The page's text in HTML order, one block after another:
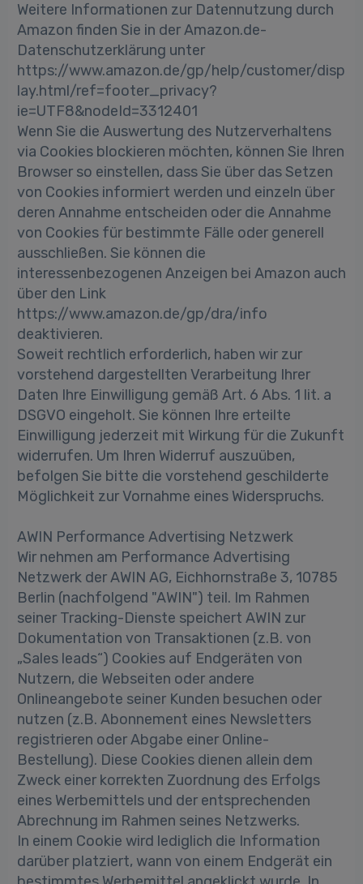
Weitere Informationen zur Datennutzung durch
Amazon finden Sie in der Amazon.de-
Datenschutzerklärung unter
https://www.amazon.de/gp/help/customer/disp
lay.html/ref=footer_privacy?
ie=UTF8&nodeId=3312401
Wenn Sie die Auswertung des Nutzerverhaltens
via Cookies blockieren möchten, können Sie Ihren
Browser so einstellen, dass Sie über das Setzen
von Cookies informiert werden und einzeln über
deren Annahme entscheiden oder die Annahme
von Cookies für bestimmte Fälle oder generell
ausschließen. Sie können die
interessenbezogenen Anzeigen bei Amazon auch
über den Link
https://www.amazon.de/gp/dra/info
deaktivieren.
Soweit rechtlich erforderlich, haben wir zur
vorstehend dargestellten Verarbeitung Ihrer
Daten Ihre Einwilligung gemäß Art. 6 Abs. 1 lit. a
DSGVO eingeholt. Sie können Ihre erteilte
Einwilligung jederzeit mit Wirkung für die Zukunft
widerrufen. Um Ihren Widerruf auszuüben,
befolgen Sie bitte die vorstehend geschilderte
Möglichkeit zur Vornahme eines Widerspruchs.
AWIN Performance Advertising Netzwerk
Wir nehmen am Performance Advertising
Netzwerk der AWIN AG, Eichhornstraße 3, 10785
Berlin (nachfolgend "AWIN") teil. Im Rahmen
seiner Tracking-Dienste speichert AWIN zur
Dokumentation von Transaktionen (z.B. von
„Sales leads“) Cookies auf Endgeräten von
Nutzern, die Webseiten oder andere
Onlineangebote seiner Kunden besuchen oder
nutzen (z.B. Abonnement eines Newsletters
registrieren oder Abgabe einer Online-
Bestellung). Diese Cookies dienen allein dem
Zweck einer korrekten Zuordnung des Erfolgs
eines Werbemittels und der entsprechenden
Abrechnung im Rahmen seines Netzwerks.
In einem Cookie wird lediglich die Information
darüber platziert, wann von einem Endgerät ein